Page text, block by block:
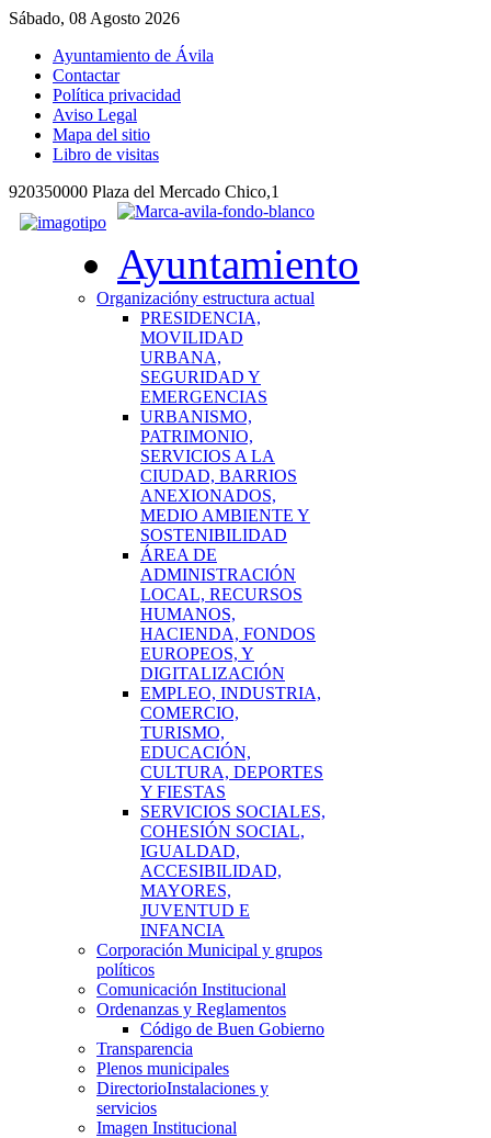
Sábado, 08 Agosto 2026
Ayuntamiento de Ávila
Contactar
Política privacidad
Aviso Legal
Mapa del sitio
Libro de visitas
920350000 Plaza del Mercado Chico,1
Ayuntamiento
Organizacióny estructura actual
PRESIDENCIA,
MOVILIDAD
URBANA,
SEGURIDAD Y
EMERGENCIAS
URBANISMO,
PATRIMONIO,
SERVICIOS A LA
CIUDAD, BARRIOS
ANEXIONADOS,
MEDIO AMBIENTE Y
SOSTENIBILIDAD
ÁREA DE
ADMINISTRACIÓN
LOCAL, RECURSOS
HUMANOS,
HACIENDA, FONDOS
EUROPEOS, Y
DIGITALIZACIÓN
EMPLEO, INDUSTRIA,
COMERCIO,
TURISMO,
EDUCACIÓN,
CULTURA, DEPORTES
Y FIESTAS
SERVICIOS SOCIALES,
COHESIÓN SOCIAL,
IGUALDAD,
ACCESIBILIDAD,
MAYORES,
JUVENTUD E
INFANCIA
Corporación Municipal y grupos
políticos
Comunicación Institucional
Ordenanzas y Reglamentos
Código de Buen Gobierno
Transparencia
Plenos municipales
DirectorioInstalaciones y
servicios
Imagen Institucional